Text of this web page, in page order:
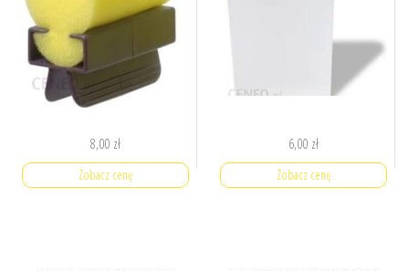
8,00 zł
Zobacz cenę
6,00 zł
Zobacz cenę